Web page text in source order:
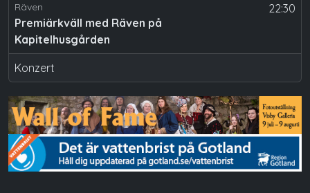
22:30
Räven
Premiärkväll med Räven på
Kapitelhusgården
Konzert